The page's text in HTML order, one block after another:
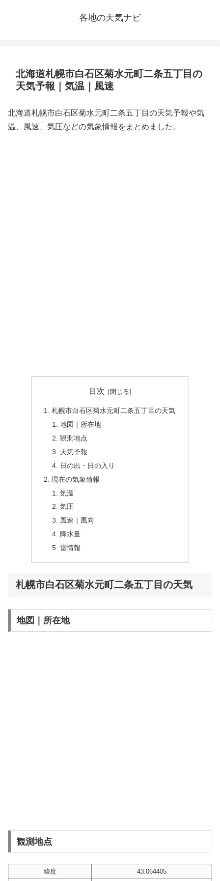
各地の天気ナビ
北海道札幌市白石区菊水元町二条五丁目の
天気予報｜気温｜風速
北海道札幌市白石区菊水元町二条五丁目の天気予報や気
温、風速、気圧などの気象情報をまとめました。
目次
札幌市白石区菊水元町二条五丁目の天気
地図｜所在地
観測地点
天気予報
日の出・日の入り
現在の気象情報
気温
気圧
風速｜風向
降水量
雷情報
札幌市白石区菊水元町二条五丁目の天気
地図｜所在地
観測地点
緯度 43.064405